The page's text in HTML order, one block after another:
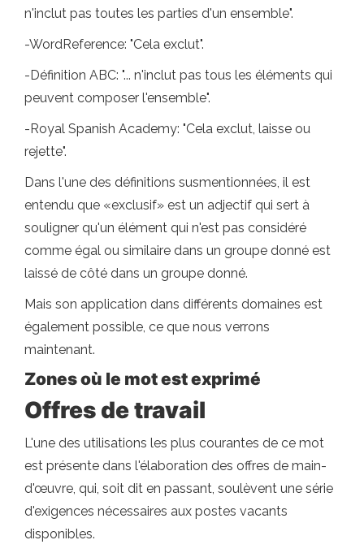
n'inclut pas toutes les parties d'un ensemble".
-WordReference: "Cela exclut".
-Définition ABC: "... n'inclut pas tous les éléments qui
peuvent composer l'ensemble".
-Royal Spanish Academy: "Cela exclut, laisse ou
rejette".
Dans l'une des définitions susmentionnées, il est
entendu que «exclusif» est un adjectif qui sert à
souligner qu'un élément qui n'est pas considéré
comme égal ou similaire dans un groupe donné est
laissé de côté dans un groupe donné.
Mais son application dans différents domaines est
également possible, ce que nous verrons
maintenant.
Zones où le mot est exprimé
Offres de travail
L'une des utilisations les plus courantes de ce mot
est présente dans l'élaboration des offres de main-
d'œuvre, qui, soit dit en passant, soulèvent une série
d'exigences nécessaires aux postes vacants
disponibles.